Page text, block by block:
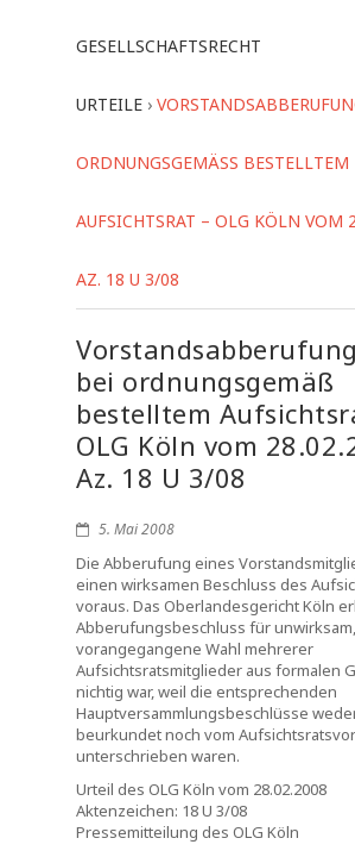
GESELLSCHAFTSRECHT
URTEILE ›
ORDNUNGSGEMÄSS BESTELLTEM A
UFSICHTSRAT – OLG KÖLN VOM
Z. 18 U 3/08
bei ordnungsgemäß
bestelltem
OLG Köln vom
Az. 18 U 3/08
5. Mai 2008
Die Abberufung eines
einen wirksamen Beschluss des
voraus. Das Oberlandesgericht Köln
Abberufungsbeschluss für
vorangegangene Wahl mehrerer
Aufsichtsratsmitglieder aus formalen
nichtig war, weil die entsprechenden
Hauptversammlungsbeschlüsse
beurkundet noch vom
unterschrieben waren.
Urteil des OLG Köln vom 28.02.2008
Aktenzeichen: 18 U 3/08
Pressemitteilung des OLG Köln